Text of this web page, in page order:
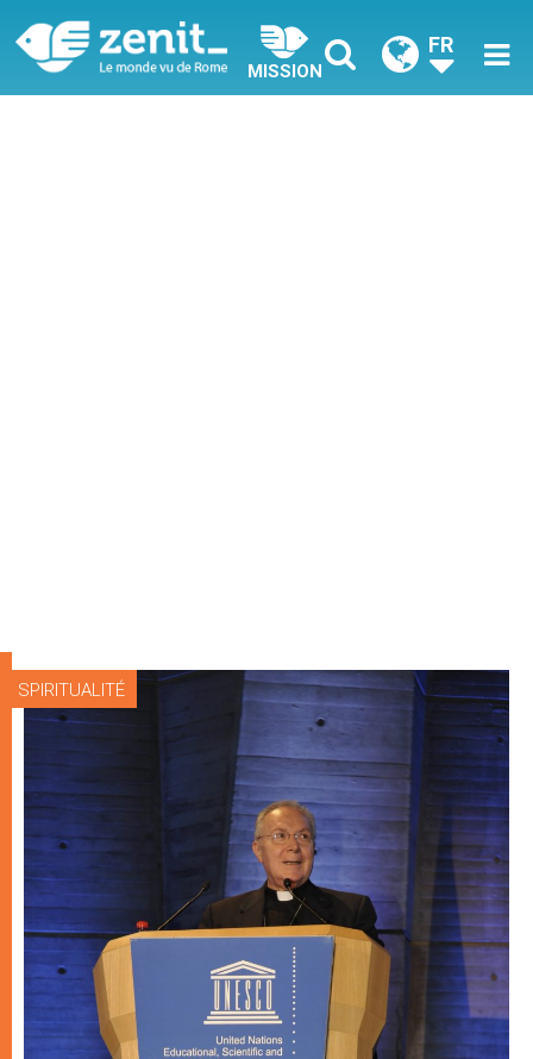
MISSION
FR
SPIRITUALITÉ